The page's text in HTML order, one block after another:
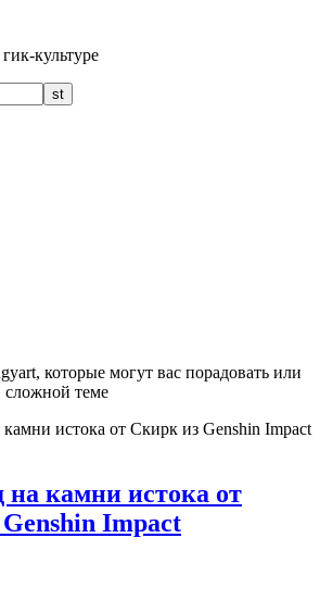
культуре
которые могут вас порадовать или
сложной теме
камни истока от
Impact